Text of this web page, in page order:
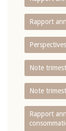
Rapport
Note
Note
Rapport